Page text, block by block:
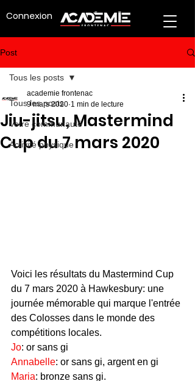
Connexion
Post
Tous les posts
Votre communauté
Activité physique
Tous les posts
Jiu-jitsu, Mastermind
Cup du 7 mars 2020
academie frontenac
9 mars 2020 1 min de lecture
Voici les résultats du Mastermind Cup
du 7 mars 2020 à Hawkesbury: une
journée mémorable qui marque l'entrée
des Colosses dans le monde des
compétitions locales.
Jo: or sans gi
Annabelle: or sans gi, argent en gi
Maria: bronze sans gi.